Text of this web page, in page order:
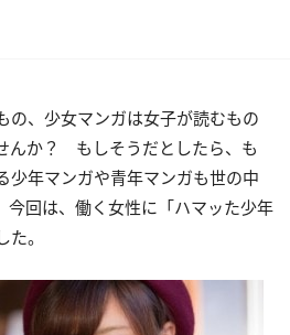
の、少女マンガは女子が読むもの
んか？ もしそうだとしたら、も
少年マンガや青年マンガも世の中
今回は、働く女性に「ハマッた少年
。